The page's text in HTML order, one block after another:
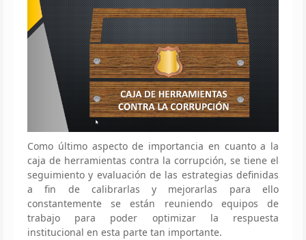
Como último aspecto de importancia en cuanto a la
caja de herramientas contra la corrupción, se tiene el
seguimiento y evaluación de las estrategias definidas
a fin de calibrarlas y mejorarlas para ello
constantemente se están reuniendo equipos de
trabajo para poder optimizar la respuesta
institucional en esta parte tan importante.